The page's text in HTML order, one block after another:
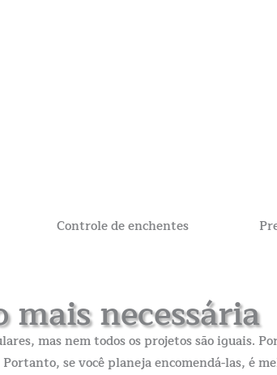
Controle de enchentes
necessária
mas nem todos os projetos são iguais.
se você planeja encomendá-las, é